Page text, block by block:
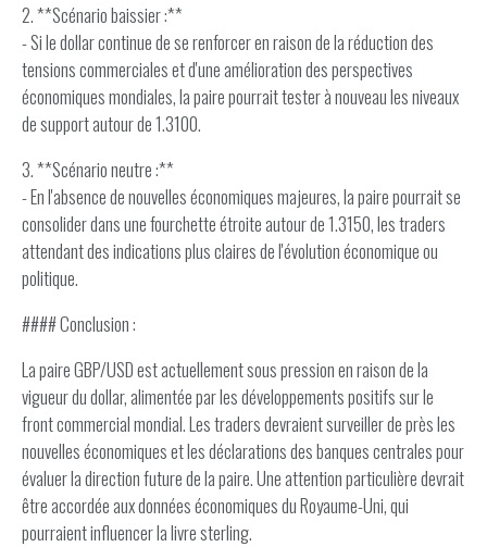
2. **Scénario baissier :**
- Si le dollar continue de se renforcer en raison de la réduction des
tensions commerciales et d'une amélioration des perspectives
économiques mondiales, la paire pourrait tester à nouveau les niveaux
de support autour de 1.3100.
3. **Scénario neutre :**
- En l'absence de nouvelles économiques majeures, la paire pourrait se
consolider dans une fourchette étroite autour de 1.3150, les traders
attendant des indications plus claires de l'évolution économique ou
politique.
#### Conclusion :
La paire GBP/USD est actuellement sous pression en raison de la
vigueur du dollar, alimentée par les développements positifs sur le
front commercial mondial. Les traders devraient surveiller de près les
nouvelles économiques et les déclarations des banques centrales pour
évaluer la direction future de la paire. Une attention particulière devrait
être accordée aux données économiques du Royaume-Uni, qui
pourraient influencer la livre sterling.